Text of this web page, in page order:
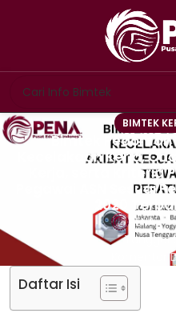
BIMTEK
Bimtek
Kecelakaan Kerja,
Kerja, serta Kriteria
Pegawai ASN Sesuai
2020
PENA
Tanggal
Komentar
Daftar Isi